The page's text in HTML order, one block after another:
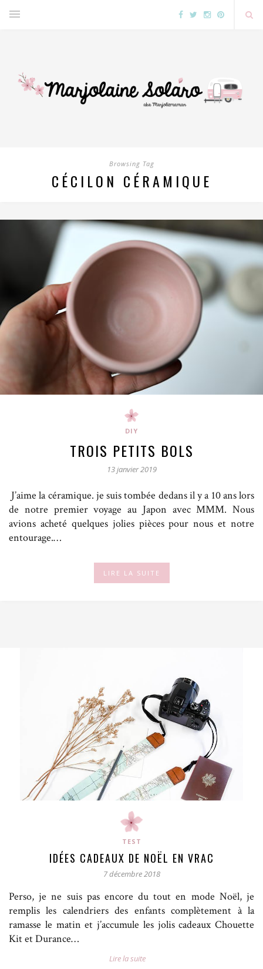
Browsing Tag
CÉCILON CÉRAMIQUE
DIY
TROIS PETITS BOLS
13 janvier 2019
J’aime la céramique. je suis tombée dedans il y a 10 ans lors
de notre premier voyage au Japon avec MMM. Nous
avions acheté quelques jolies pièces pour nous et notre
entourage.…
LIRE LA SUITE
TEST
IDÉES CADEAUX DE NOËL EN VRAC
7 décembre 2018
Perso, je ne suis pas encore du tout en mode Noël, je
remplis les calendriers des enfants complètement à la
ramasse le matin et j’accumule les jolis cadeaux Chouette
Kit et Durance…
Lire la suite